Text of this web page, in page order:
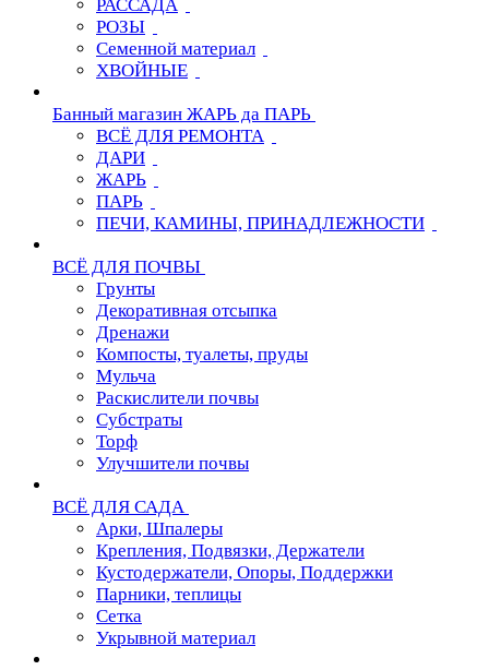
РАССАДА
РОЗЫ
Семенной материал
ХВОЙНЫЕ
Банный магазин ЖАРЬ да ПАРЬ
ВСЁ ДЛЯ РЕМОНТА
ДАРИ
ЖАРЬ
ПАРЬ
ПЕЧИ, КАМИНЫ, ПРИНАДЛЕЖНОСТИ
ВСЁ ДЛЯ ПОЧВЫ
Грунты
Декоративная отсыпка
Дренажи
Компосты, туалеты, пруды
Мульча
Раскислители почвы
Субстраты
Торф
Улучшители почвы
ВСЁ ДЛЯ САДА
Арки, Шпалеры
Крепления, Подвязки, Держатели
Кустодержатели, Опоры, Поддержки
Парники, теплицы
Сетка
Укрывной материал